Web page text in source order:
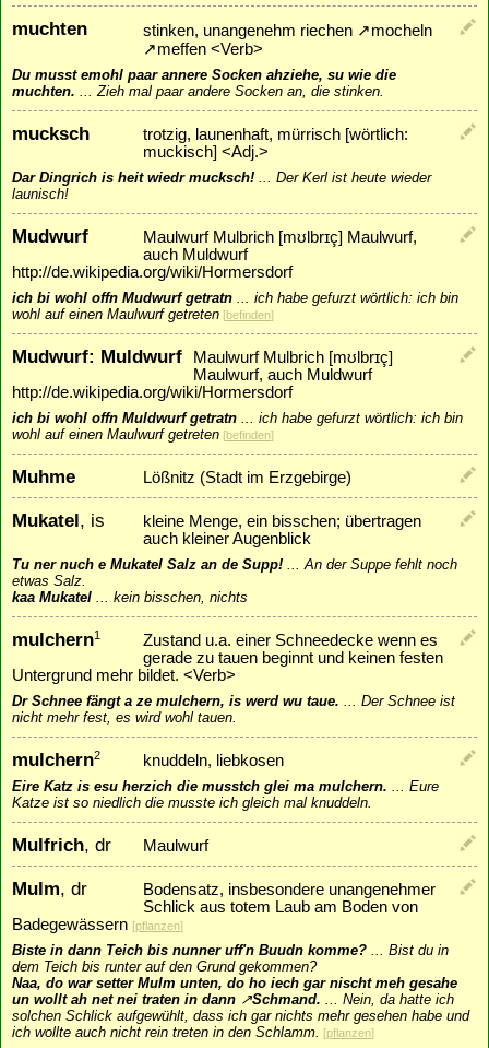
muchten stinken, unangenehm riechen ↗mocheln
↗meffen <Verb>
Du musst emohl paar annere Socken ahziehe, su wie die
muchten.
Zieh mal paar andere Socken an, die stinken.
mucksch
trotzig, launenhaft, mürrisch [wörtlich:
muckisch] <Adj.>
Dar Dingrich is heit wiedr mucksch!
Der Kerl ist heute wieder
launisch!
Mudwurf
Maulwurf Mulbrich [mʊlbrɪç] Maulwurf,
auch Muldwurf
http://de.wikipedia.org/wiki/Hormersdorf
ich bi wohl offn Mudwurf getratn
ich habe gefurzt wörtlich: ich bin
wohl auf einen Maulwurf getreten [befinden]
Mudwurf: Muldwurf
Maulwurf Mulbrich [mʊlbrɪç]
Maulwurf, auch Muldwurf
http://de.wikipedia.org/wiki/Hormersdorf
ich bi wohl offn Muldwurf getratn
ich habe gefurzt wörtlich: ich bin
wohl auf einen Maulwurf getreten [befinden]
Muhme Lößnitz (Stadt im Erzgebirge)
Mukatel, is
kleine Menge, ein bisschen; übertragen
auch kleiner Augenblick
Tu ner nuch e Mukatel Salz an de Supp!
An der Suppe fehlt noch
etwas Salz.
kaa Mukatel
kein bisschen, nichts
mulchern1
Zustand u.a. einer Schneedecke wenn es
gerade zu tauen beginnt und keinen festen
Untergrund mehr bildet. <Verb>
Dr Schnee fängt a ze mulchern, is werd wu taue.
Der Schnee ist
nicht mehr fest, es wird wohl tauen.
mulchern2 knuddeln, liebkosen
Eire Katz is esu herzich die musstch glei ma mulchern.
Eure
Katze ist so niedlich die musste ich gleich mal knuddeln.
Mulfrich, dr Maulwurf
Mulm, dr
Bodensatz, insbesondere unangenehmer
Schlick aus totem Laub am Boden von
Badegewässern [pflanzen]
Biste in dann Teich bis nunner uff'n Buudn komme?
Bist du in
dem Teich bis runter auf den Grund gekommen?
Naa, do war setter Mulm unten, do ho iech gar nischt meh gesahe
un wollt ah net nei traten in dann ↗Schmand.
Nein, da hatte ich
solchen Schlick aufgewühlt, dass ich gar nichts mehr gesehen habe und
ich wollte auch nicht rein treten in den Schlamm.
[pflanzen]